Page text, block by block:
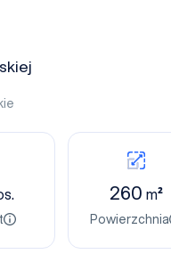
260 m²
Powierzchnia